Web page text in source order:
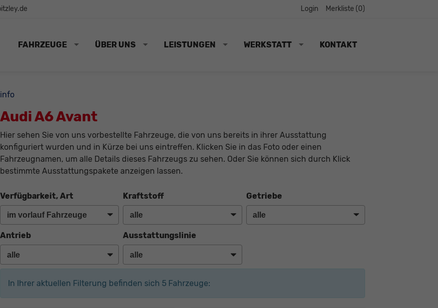
Login Merkliste (0)
FAHRZEUGE ÜBER UNS LEISTUNGEN WERKSTATT KONTAKT
info
Audi A6 Avant
Hier sehen Sie von uns vorbestellte Fahrzeuge, die von uns bereits in ihrer Ausstattung
konfiguriert wurden und in Kürze bei uns eintreffen. Klicken Sie in das Foto oder einen
Fahrzeugnamen, um alle Details dieses Fahrzeugs zu sehen. Oder Sie können sich durch Klick
bestimmte Ausstattungspakete anzeigen lassen.
Verfügbarkeit, Art Kraftstoff Getriebe
Antrieb Ausstattungslinie
In Ihrer aktuellen Filterung befinden sich 5Fahrzeuge: